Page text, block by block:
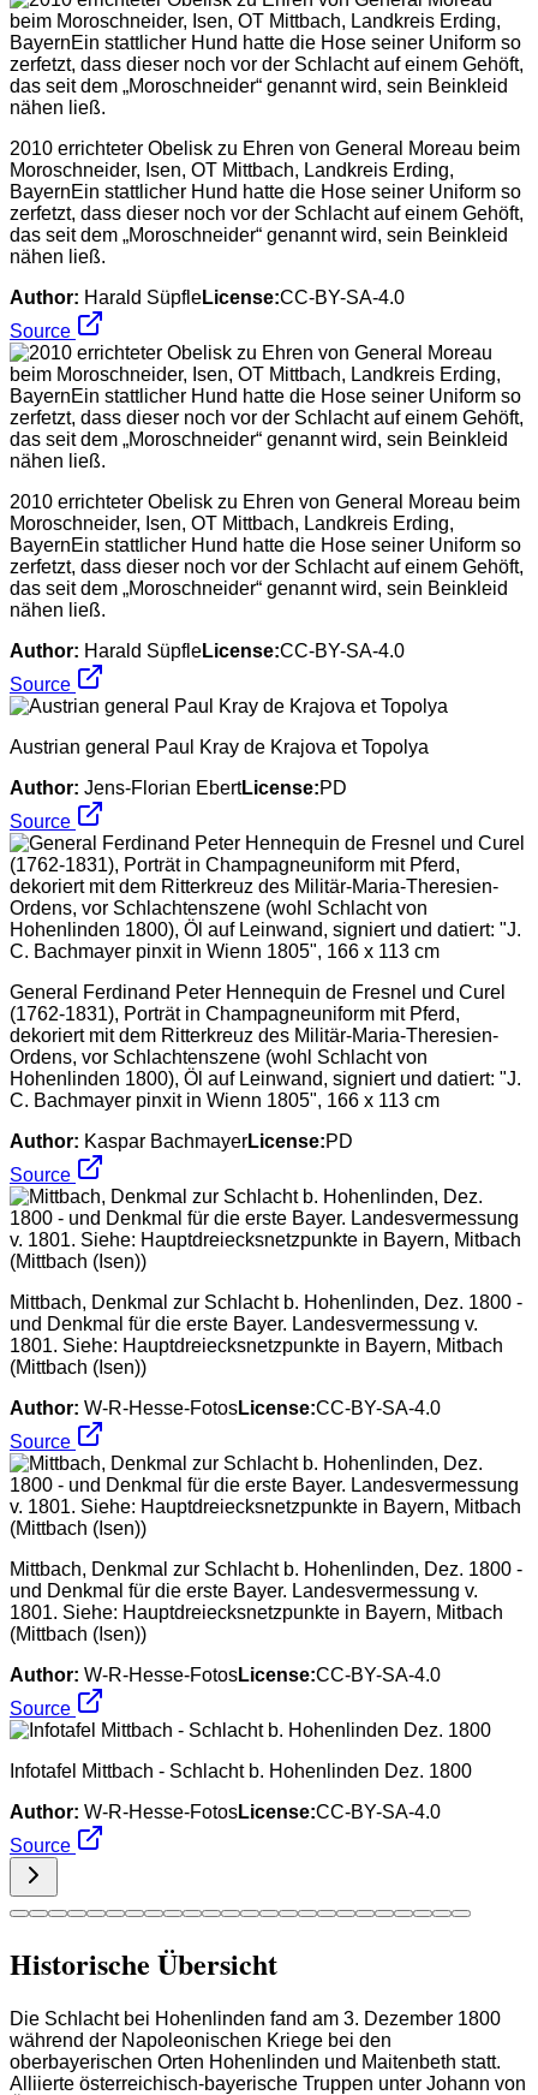
2010 errichteter Obelisk zu Ehren von General Moreau beim
Moroschneider, Isen, OT Mittbach, Landkreis Erding,
BayernEin stattlicher Hund hatte die Hose seiner Uniform so
zerfetzt, dass dieser noch vor der Schlacht auf einem Gehöft,
das seit dem „Moroschneider“ genannt wird, sein Beinkleid
nähen ließ.
Author: Harald SüpfleLicense:CC-BY-SA-4.0
Source
2010 errichteter Obelisk zu Ehren von General Moreau beim
Moroschneider, Isen, OT Mittbach, Landkreis Erding,
BayernEin stattlicher Hund hatte die Hose seiner Uniform so
zerfetzt, dass dieser noch vor der Schlacht auf einem Gehöft,
das seit dem „Moroschneider“ genannt wird, sein Beinkleid
nähen ließ.
Author: Harald SüpfleLicense:CC-BY-SA-4.0
Source
Austrian general Paul Kray de Krajova et Topolya
Author: Jens-Florian EbertLicense:PD
Source
General Ferdinand Peter Hennequin de Fresnel und Curel
(1762-1831), Porträt in Champagneuniform mit Pferd,
dekoriert mit dem Ritterkreuz des Militär-Maria-Theresien-
Ordens, vor Schlachtenszene (wohl Schlacht von
Hohenlinden 1800), Öl auf Leinwand, signiert und datiert: "J.
C. Bachmayer pinxit in Wienn 1805", 166 x 113 cm
Author: Kaspar BachmayerLicense:PD
Source
Mittbach, Denkmal zur Schlacht b. Hohenlinden, Dez. 1800 -
und Denkmal für die erste Bayer. Landesvermessung v.
1801. Siehe: Hauptdreiecksnetzpunkte in Bayern, Mitbach
(Mittbach (Isen))
Author: W-R-Hesse-FotosLicense:CC-BY-SA-4.0
Source
Mittbach, Denkmal zur Schlacht b. Hohenlinden, Dez. 1800 -
und Denkmal für die erste Bayer. Landesvermessung v.
1801. Siehe: Hauptdreiecksnetzpunkte in Bayern, Mitbach
(Mittbach (Isen))
Author: W-R-Hesse-FotosLicense:CC-BY-SA-4.0
Source
Infotafel Mittbach - Schlacht b. Hohenlinden Dez. 1800
Author: W-R-Hesse-FotosLicense:CC-BY-SA-4.0
Source
Historische Übersicht
Die Schlacht bei Hohenlinden fand am 3. Dezember 1800
während der Napoleonischen Kriege bei den
oberbayerischen Orten Hohenlinden und Maitenbeth statt.
Alliierte österreichisch-bayerische Truppen unter Johann von